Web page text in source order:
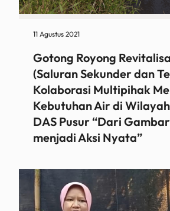
11 Agustus 2021
Gotong Royong
(Saluran Sekunder dan
Kolaborasi Multipihak
Kebutuhan Air di
DAS Pusur “Dari
menjadi Aksi Nyata”